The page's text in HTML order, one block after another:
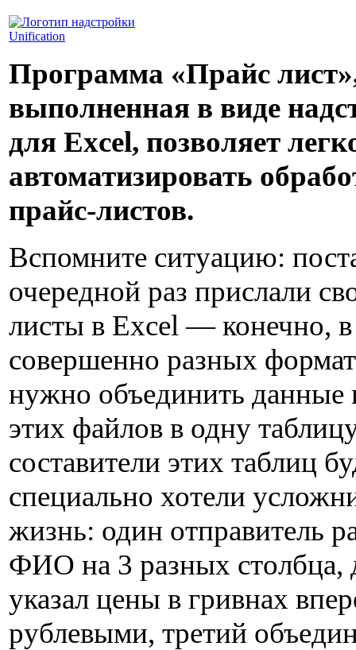
Программа «Прайс
выполненная в виде
для Excel, позволяет
автоматизировать
прайс-листов.
Вспомните ситуацию:
очередной раз прислали
листы в Excel — конечно, в
совершенно разных
нужно объединить данные
этих файлов в одну
составители этих таблиц
специально хотели
жизнь: один отправитель
ФИО на 3 разных столбца,
указал цены в гривнах
рублевыми, третий